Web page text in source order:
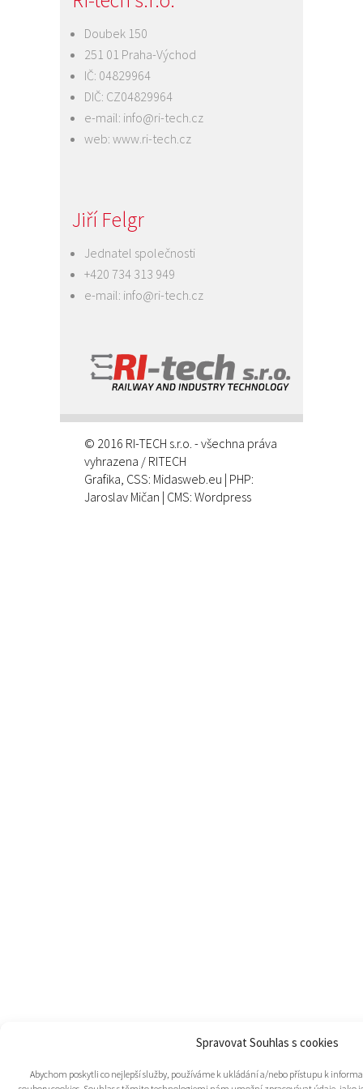
Spravovat Souhlas s cookies
Abychom poskytli co nejlepší služby, používáme k ukládání a/nebo přístupu k
Doubek 150
251 01 Praha-Východ
IČ: 04829964
DIČ: CZ04829964
e-mail: info@ri-tech.cz
web: www.ri-tech.cz
Jiří Felgr
Jednatel společnosti
+420 734 313 949
e-mail: info@ri-tech.cz
© 2016 RI-TECH s.r.o. - všechna práva
vyhrazena / RITECH
Grafika, CSS: Midasweb.eu | PHP:
Jaroslav Mičan | CMS: Wordpress